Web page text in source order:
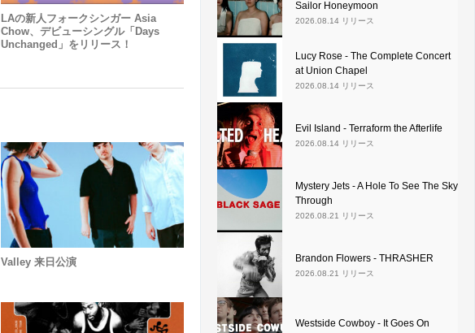
LAの新人フォークシンガー Asia
Chow、デビューシングル「Days
Unchanged」をリリース！
Valley 来日公演
Sailor Honeymoon
2026.08.14 リリース
Lucy Rose - The Complete Concert
at Union Chapel
2026.08.14 リリース
Evil Island - Terraform the Afterlife
2026.08.14 リリース
Mystery Jets - A Hole To See The Sky
Through
2026.08.21 リリース
Brandon Flowers - THRASHER
2026.08.21 リリース
Westside Cowboy - It Goes On